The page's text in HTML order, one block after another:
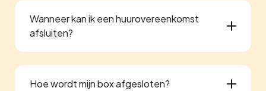
Wanneer kan ik een huurovereenkomst
afsluiten?
Hoe wordt mijn box afgesloten?